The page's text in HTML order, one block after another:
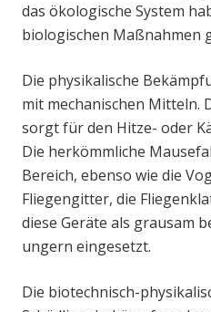
das ökologische System
biologischen Maßnahmen
Die physikalische
mit mechanischen Mitteln.
sorgt für den Hitze- oder
Die herkömmliche
Bereich, ebenso wie die
Fliegengitter, die
diese Geräte als grausam
ungern eingesetzt.
Die biotechnisch-